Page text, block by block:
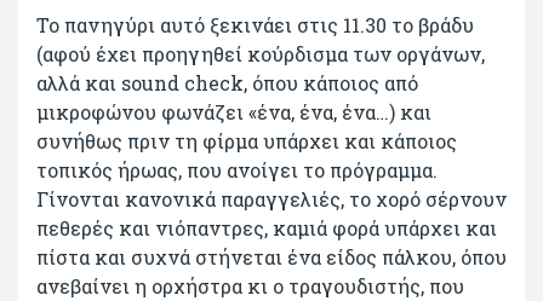
Το πανηγύρι αυτό ξεκινάει στις 11.30 το βράδυ
(αφού έχει προηγηθεί κούρδισμα των οργάνων,
αλλά και sound check, όπου κάποιος από
μικροφώνου φωνάζει «ένα, ένα, ένα…) και
συνήθως πριν τη φίρμα υπάρχει και κάποιος
τοπικός ήρωας, που ανοίγει το πρόγραμμα.
Γίνονται κανονικά παραγγελιές, το χορό σέρνουν
πεθερές και νιόπαντρες, καμιά φορά υπάρχει και
πίστα και συχνά στήνεται ένα είδος πάλκου, όπου
ανεβαίνει η ορχήστρα κι ο τραγουδιστής, που